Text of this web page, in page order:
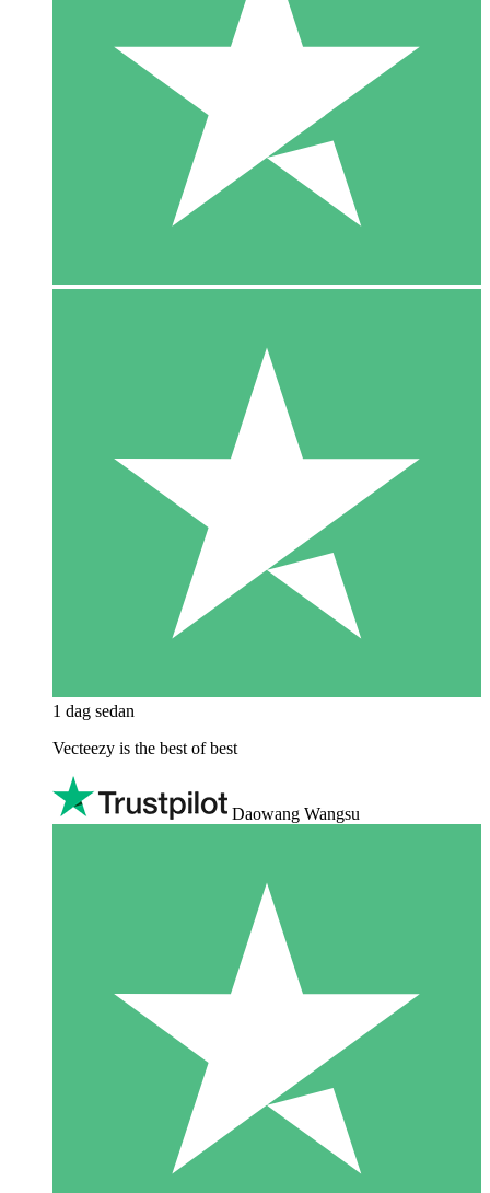
1 dag sedan
Vecteezy is the best of best
Daowang Wangsu